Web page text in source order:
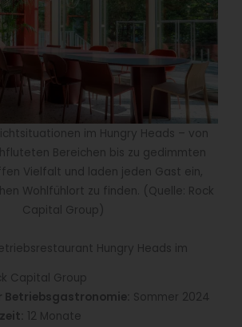
im Hungry Heads – von
Bereichen bis zu gedimmten
Vielfalt und laden jeden Gast ein,
Wohlfühlort zu finden. (Quelle: Rock
Capital Group)
Hungry Heads im
Capital Group
Betriebsgastronomie: Sommer 2024
12 Monate